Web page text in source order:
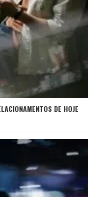
DE HOJE